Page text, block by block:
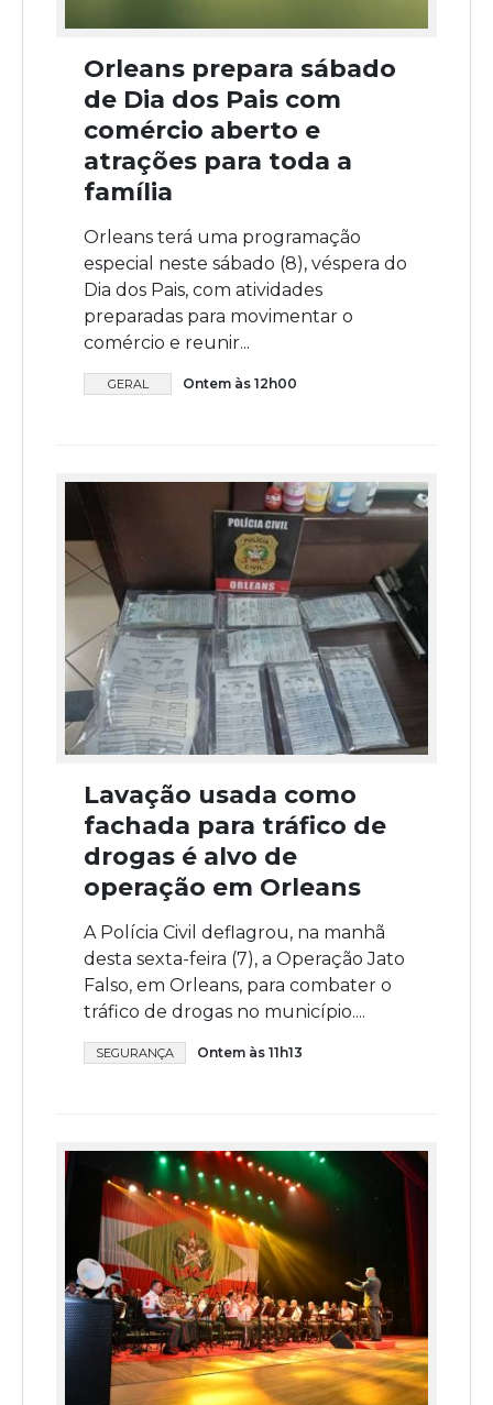
Orleans prepara sábado
de Dia dos Pais com
comércio aberto e
atrações para toda a
família
Orleans terá uma programação
especial neste sábado (8), véspera do
Dia dos Pais, com atividades
preparadas para movimentar o
comércio e reunir...
GERAL Ontem às 12h00
Lavação usada como
fachada para tráfico de
drogas é alvo de
operação em Orleans
A Polícia Civil deflagrou, na manhã
desta sexta-feira (7), a Operação Jato
Falso, em Orleans, para combater o
tráfico de drogas no município....
SEGURANÇA Ontem às 11h13